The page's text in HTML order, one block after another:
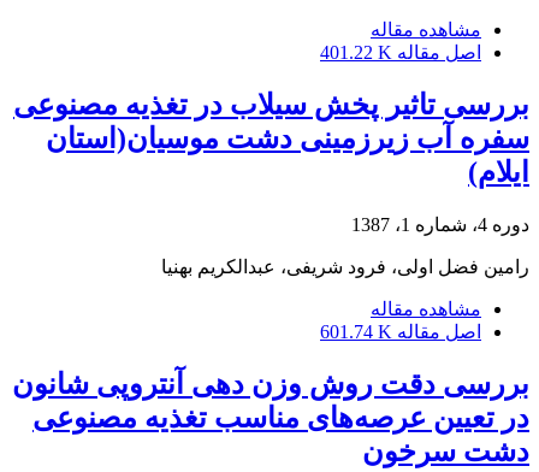
مشاهده مقاله
اصل مقاله 401.22 K
بررسی تاثیر پخش سیلاب در تغذیه مصنوعی
سفره آب زیرزمینی دشت موسیان(استان
ایلام)
دوره 4، شماره 1، 1387
رامین فضل اولی، فرود شریفی، عبدالکریم بهنیا
مشاهده مقاله
اصل مقاله 601.74 K
بررسی دقت روش وزن دهی آنتروپی شانون
در تعیین عرصه‌های مناسب تغذیه مصنوعی
دشت سرخون